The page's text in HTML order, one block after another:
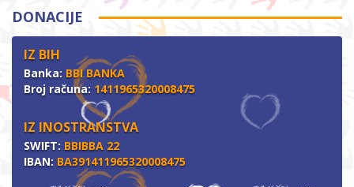
DONACIJE
IZ BIH
Banka: BBI BANKA
Broj računa: 1411965320008475
IZ INOSTRANSTVA
SWIFT: BBIBBA 22
IBAN: BA391411965320008475